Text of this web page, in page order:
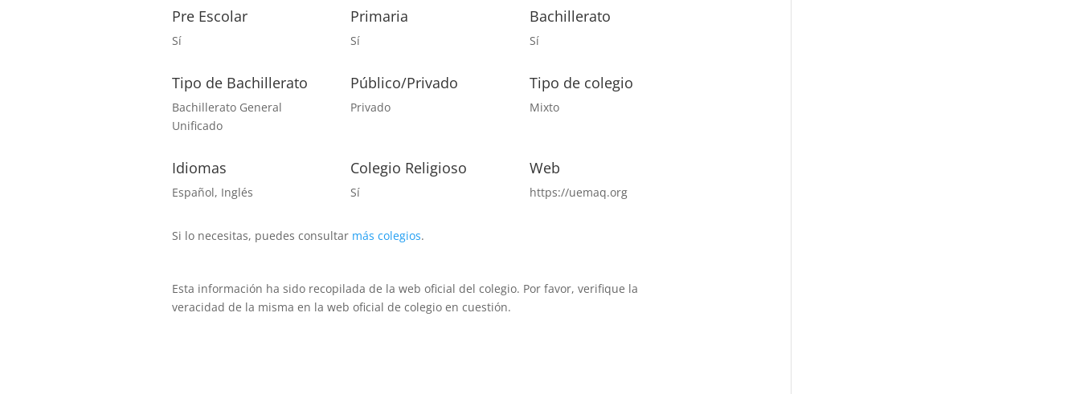
Pre Escolar
Sí
Primaria
Sí
Bachillerato
Sí
Tipo de Bachillerato
Bachillerato General
Unificado
Público/Privado
Privado
Tipo de colegio
Mixto
Idiomas
Español, Inglés
Colegio Religioso
Sí
Web
https://uemaq.org
Si lo necesitas, puedes consultar más colegios.
Esta información ha sido recopilada de la web oficial del colegio. Por favor, verifique la
veracidad de la misma en la web oficial de colegio en cuestión.